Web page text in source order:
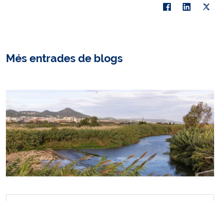
Més entrades de blogs